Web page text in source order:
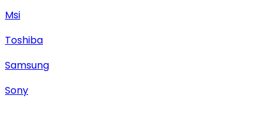
Msi
Toshiba
Samsung
Sony